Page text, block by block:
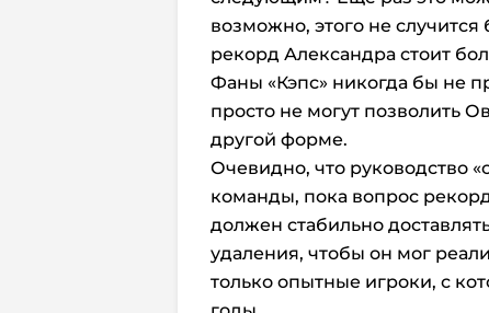
возможно, этого не
рекорд Александра стоит
Фаны «Кэпс» никогда бы не
просто не могут позволить
другой форме.
Очевидно, что руководство
команды, пока вопрос
должен стабильно
удаления, чтобы он мог
только опытные игроки, с